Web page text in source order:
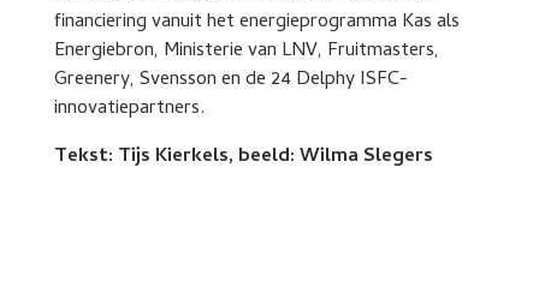
financiering vanuit het energieprogramma Kas als
Energiebron, Ministerie van LNV, Fruitmasters,
Greenery, Svensson en de 24 Delphy ISFC-
innovatiepartners.
Tekst: Tijs Kierkels, beeld: Wilma Slegers